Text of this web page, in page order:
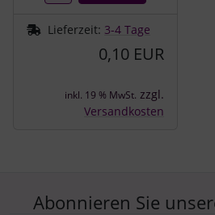
Lieferzeit: 3-4 Tage
0,10 EUR
inkl. 19 % MwSt. zzgl.
Versandkosten
Abonnieren Sie